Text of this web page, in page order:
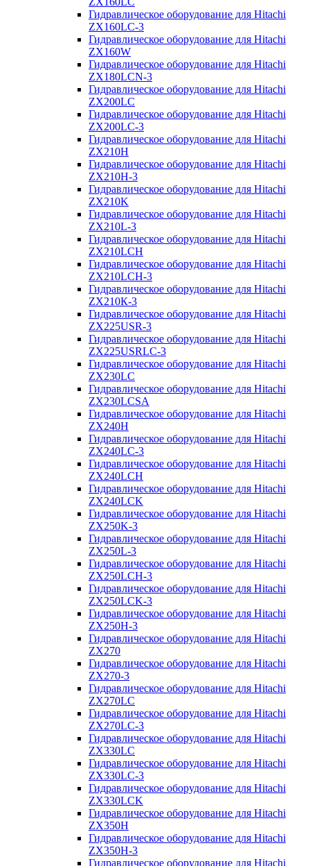
Гидравлическое оборудование для Hitachi
ZX160LC-3
Гидравлическое оборудование для Hitachi
ZX160W
Гидравлическое оборудование для Hitachi
ZX180LCN-3
Гидравлическое оборудование для Hitachi
ZX200LC
Гидравлическое оборудование для Hitachi
ZX200LC-3
Гидравлическое оборудование для Hitachi
ZX210H
Гидравлическое оборудование для Hitachi
ZX210H-3
Гидравлическое оборудование для Hitachi
ZX210K
Гидравлическое оборудование для Hitachi
ZX210L-3
Гидравлическое оборудование для Hitachi
ZX210LCH
Гидравлическое оборудование для Hitachi
ZX210LCH-3
Гидравлическое оборудование для Hitachi
ZX210К-3
Гидравлическое оборудование для Hitachi
ZX225USR-3
Гидравлическое оборудование для Hitachi
ZX225USRLC-3
Гидравлическое оборудование для Hitachi
ZX230LC
Гидравлическое оборудование для Hitachi
ZX230LCSA
Гидравлическое оборудование для Hitachi
ZX240H
Гидравлическое оборудование для Hitachi
ZX240LC-3
Гидравлическое оборудование для Hitachi
ZX240LCH
Гидравлическое оборудование для Hitachi
ZX240LCK
Гидравлическое оборудование для Hitachi
ZX250K-3
Гидравлическое оборудование для Hitachi
ZX250L-3
Гидравлическое оборудование для Hitachi
ZX250LCH-3
Гидравлическое оборудование для Hitachi
ZX250LCK-3
Гидравлическое оборудование для Hitachi
ZX250Н-3
Гидравлическое оборудование для Hitachi
ZX270
Гидравлическое оборудование для Hitachi
ZX270-3
Гидравлическое оборудование для Hitachi
ZX270LC
Гидравлическое оборудование для Hitachi
ZX270LC-3
Гидравлическое оборудование для Hitachi
ZX330LC
Гидравлическое оборудование для Hitachi
ZX330LC-3
Гидравлическое оборудование для Hitachi
ZX330LCK
Гидравлическое оборудование для Hitachi
ZX350H
Гидравлическое оборудование для Hitachi
ZX350H-3
Гидравлическое оборудование для Hitachi